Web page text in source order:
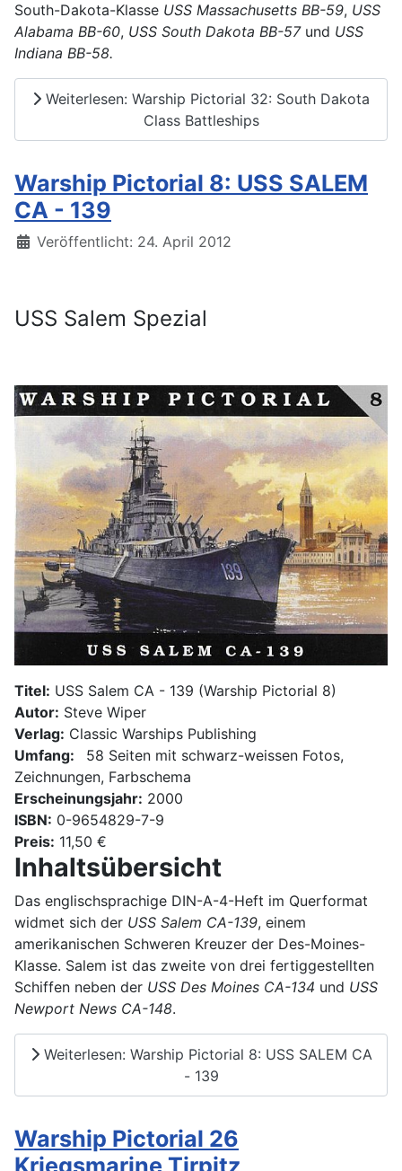
South-Dakota-Klasse USS Massachusetts BB-59, USS
Alabama BB-60, USS South Dakota BB-57und USS
Indiana BB-58.
Weiterlesen: Warship Pictorial 32: South Dakota
Class Battleships
Warship Pictorial 8: USS SALEM
CA - 139
Details
Veröffentlicht: 24. April 2012
USS Salem Spezial
Titel: USS Salem CA - 139 (Warship Pictorial 8)
Autor: Steve Wiper
Verlag: Classic Warships Publishing
Umfang:
58 Seiten mit schwarz-weissen Fotos,
Zeichnungen, Farbschema
Erscheinungsjahr: 2000
ISBN: 0-9654829-7-9
Preis: 11,50 €
Inhaltsübersicht
Das englischsprachige DIN-A-4-Heft im Querformat
widmet sich der USS Salem CA-139, einem
amerikanischen Schweren Kreuzer der Des-Moines-
Klasse. Salem ist das zweite von drei fertiggestellten
Schiffen neben der USS Des Moines CA-134 und USS
Newport News CA-148.
Weiterlesen: Warship Pictorial 8: USS SALEM CA
- 139
Warship Pictorial 26
Kriegsmarine Tirpitz